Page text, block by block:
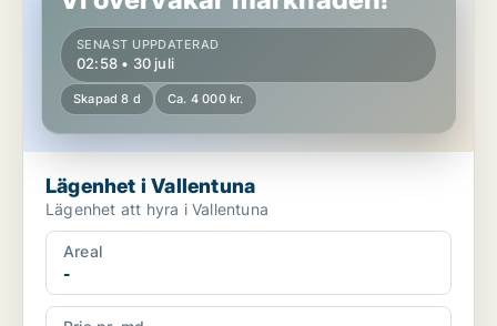
SENAST UPPDATERAD
02:58 • 30 juli
Skapad 8 d Ca. 4 000 kr.
Lägenhet i Vallentuna
Lägenhet att hyra i Vallentuna
Areal
-